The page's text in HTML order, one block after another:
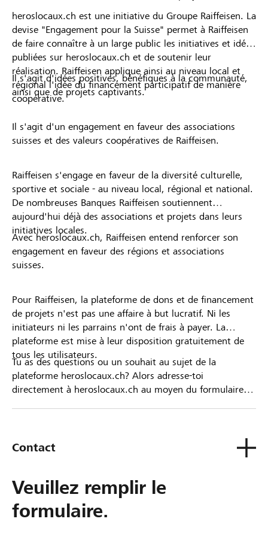
heroslocaux.ch est une initiative du Groupe Raiffeisen. La
devise "Engagement pour la Suisse" permet à Raiffeisen
de faire connaître à un large public les initiatives et idées
publiées sur heroslocaux.ch et de soutenir leur
réalisation. Raiffeisen applique ainsi au niveau local et
régional l'idée du financement participatif de manière
coopérative.
Il s'agit d'idées positives, bénéfiques à la communauté,
ainsi que de projets captivants.
Il s'agit d'un engagement en faveur des associations
suisses et des valeurs coopératives de Raiffeisen.
Raiffeisen s'engage en faveur de la diversité culturelle,
sportive et sociale - au niveau local, régional et national.
De nombreuses Banques Raiffeisen soutiennent
aujourd'hui déjà des associations et projets dans leurs
initiatives locales.
Avec heroslocaux.ch, Raiffeisen entend renforcer son
engagement en faveur des régions et associations
suisses.
Pour Raiffeisen, la plateforme de dons et de financement
de projets n'est pas une affaire à but lucratif. Ni les
initiateurs ni les parrains n'ont de frais à payer. La
plateforme est mise à leur disposition gratuitement de
tous les utilisateurs.
Tu as des questions ou un souhait au sujet de la
plateforme heroslocaux.ch? Alors adresse-toi
directement à heroslocaux.ch au moyen du formulaire
Contact
Veuillez remplir le
formulaire.